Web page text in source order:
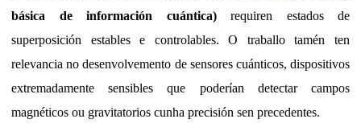
básica de información cuántica)requiren estados de
superposición estables e controlables. O traballo tamén ten
relevancia no desenvolvemento de sensores cuánticos, dispositivos
extremadamente sensibles que poderían detectar campos
magnéticos ou gravitatorios cunha precisión sen precedentes.